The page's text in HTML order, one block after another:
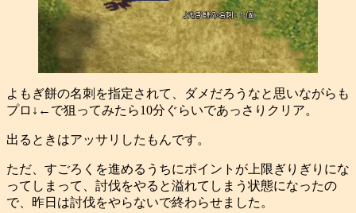
よもぎ餅の名刺を指定されて、ダメだろうなと思いながらも
プロ↓←で狙ってみたら10分ぐらいであっさりクリア。
出るときはアッサリしたもんです。
ただ、すごろくを進めるうちにポイントが上限ぎりぎりにな
ってしまって、討伐をやると溢れてしまう状態になったの
で、昨日は討伐をやらないで終わらせました。